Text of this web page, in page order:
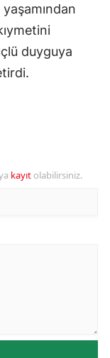
duyguya
kayıt olabilirsiniz.